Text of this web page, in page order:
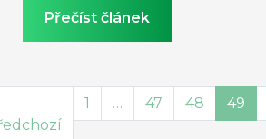
konkrétní kroky na cestě k
Přečíst článek
1 … 47 48 49